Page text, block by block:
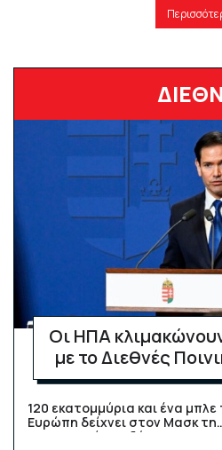
Οι ΗΠΑ
με το Διεθνές
120 εκατομμύρια και ένα μπλε
Ευρώπη δείχνει στον Μασκ τη
ρυθμιστική της δύναμη